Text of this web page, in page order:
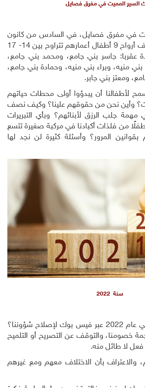
السير المميت في مفرق فصايل
في مفرق فصايل، في السادس من كانون
الثاني الماضي، باختطاف أرواح 9 أطفال أعمارهم تتراوح بين 14- 17
عقربا: جاسر بني جامع، ومحمد بني جامع،
منيه، وبراء بني منيه، وحمادة بني جامع،
ومعتز بني جابر.
لأطفالنا أن يبدؤوا أولى محطات حياتهم
وأين نحن من حقوقهم علينا؟ وكيف نصف
مهمة جلب الرزق لأبنائهم؟ وبأي التبريرات
عن الزج بـ 12 طفلًا من فلذات أكبادنا في مركبة صغيرة تتسع
المرور؟ وأسئلة كثيرة لن نجد لها
سنة 2022
ما الذي يمكننا فعله في عام 2022 عبر فيس بوك لإصلاح شؤوننا؟
خصومنا، والتوقف عن التصريح أو التلميح
لا طائل منه.
والاعتراف بأن الاختلاف معهم ومع غيرهم